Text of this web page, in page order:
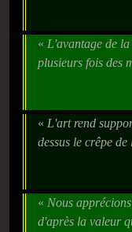
« L'avantage de
plusieurs fois des
« L'art rend
dessus le crêpe de
« Nous
d'après la valeur